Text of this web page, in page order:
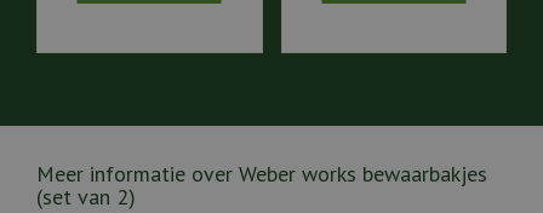
Meer informatie over Weber works bewaarbakjes
(set van 2)